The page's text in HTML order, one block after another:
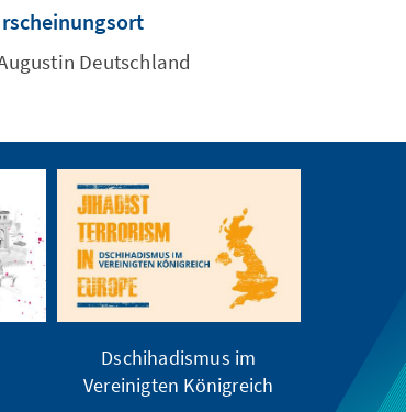
Erscheinungsort
Deutschland
Dschihadismus im
Vereinigten Königreich